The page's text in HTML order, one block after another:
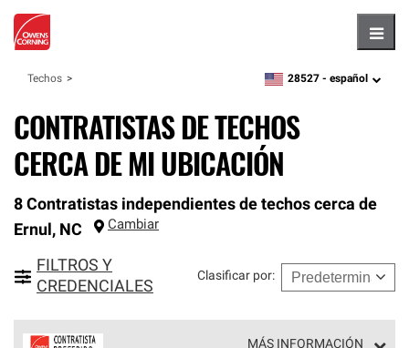
Techos zipcode,language
28527 - español
CONTRATISTAS DE TECHOS
CERCA DE MI UBICACIÓN
8 Contratistas independientes de techos cerca de
Ernul, NC Cambiar
FILTROS Y
CREDENCIALES
Clasificar por:
MÁS INFORMACIÓN